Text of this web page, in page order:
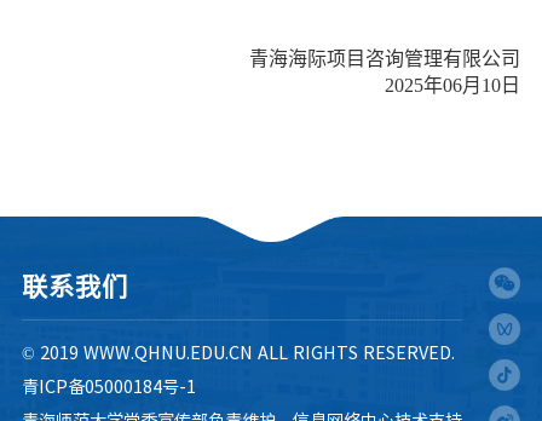
青海海际项目咨询管理有限公司
2025年06月 10 日
联系我们
© 2019 WWW.QHNU.EDU.CN ALL RIGHTS RESERVED.
青ICP备05000184号-1